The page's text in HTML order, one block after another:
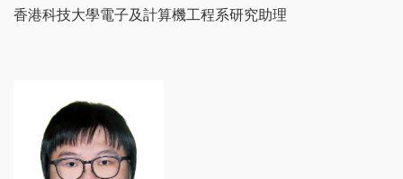
香港科技大學電子及計算機工程系研究助理